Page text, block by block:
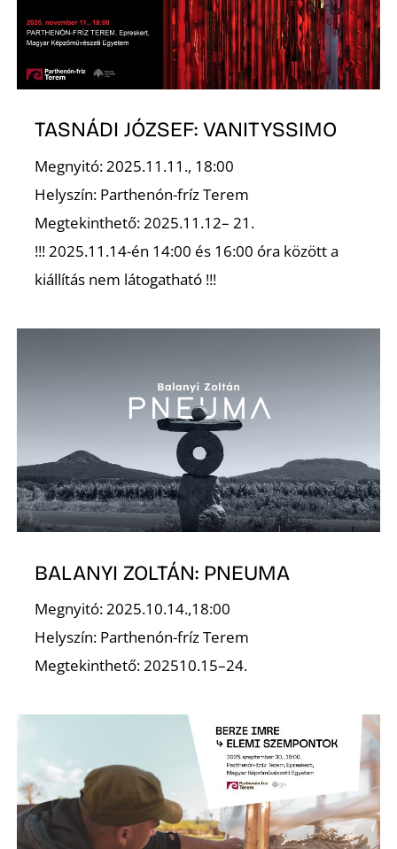
TASNÁDI JÓZSEF: VANITYSSIMO
Megnyitó: 2025.11.11., 18:00
Helyszín: Parthenón-fríz Terem
Megtekinthető: 2025.11.12– 21.
!!! 2025.11.14-én 14:00 és 16:00 óra között a
kiállítás nem látogatható !!!
BALANYI ZOLTÁN: PNEUMA
Megnyitó: 2025.10.14.,18:00
Helyszín: Parthenón-fríz Terem
Megtekinthető: 202510.15–24.